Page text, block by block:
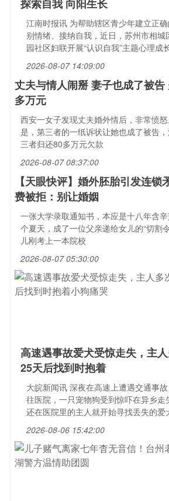
探索自我 向阳生长
江南时报讯 为帮助辖区青少年建立正
别情绪、接纳自我，近日，苏州市相城
园社区妇联开展“认识自我”主题心理成
2026-08-07 14:09:00
丈夫与情人闹掰 妻子也成了被
多万元
西安一女子发现丈夫婚外情后，非常愤
是，第三者的一纸诉状让她也成了被告
三者归还80多万元欠款
2026-08-07 08:37:00
【天眼快评】婚外胚胎引发连锁
费被拒：别让婚姻
一张大学录取通知书，本应是十八年含
个夏天，成了一位父亲递给女儿的“切割
儿刚考上一本院校
2026-08-07 05:30:00
高速遇事故爱犬受惊走失，主
25天后找到时抱着
大皖新闻讯 深夜在高速上遭遇交通事
往医院，一只宠物狗受到惊吓在异乡走
还在医院里的主人就开始寻找丢失的爱
2026-08-06 15:42:00